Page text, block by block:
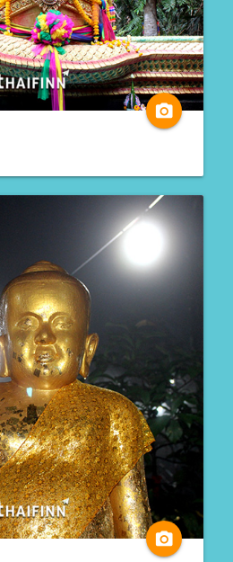
camera_alt
camera_alt